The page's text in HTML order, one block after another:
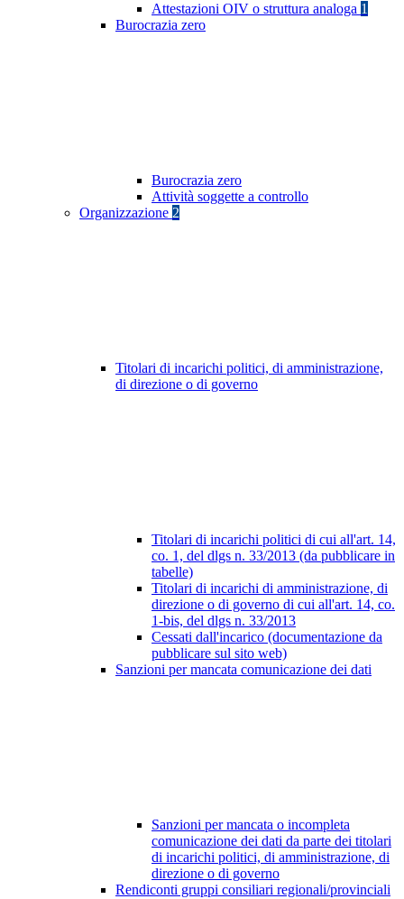
Attestazioni OIV o struttura analoga 1
Burocrazia zero
Burocrazia zero
Attività soggette a controllo
Organizzazione 2
Titolari di incarichi politici, di amministrazione,
di direzione o di governo
Titolari di incarichi politici di cui all'art. 14,
co. 1, del dlgs n. 33/2013 (da pubblicare in
tabelle)
Titolari di incarichi di amministrazione, di
direzione o di governo di cui all'art. 14, co.
1-bis, del dlgs n. 33/2013
Cessati dall'incarico (documentazione da
pubblicare sul sito web)
Sanzioni per mancata comunicazione dei dati
Sanzioni per mancata o incompleta
comunicazione dei dati da parte dei titolari
di incarichi politici, di amministrazione, di
direzione o di governo
Rendiconti gruppi consiliari regionali/provinciali